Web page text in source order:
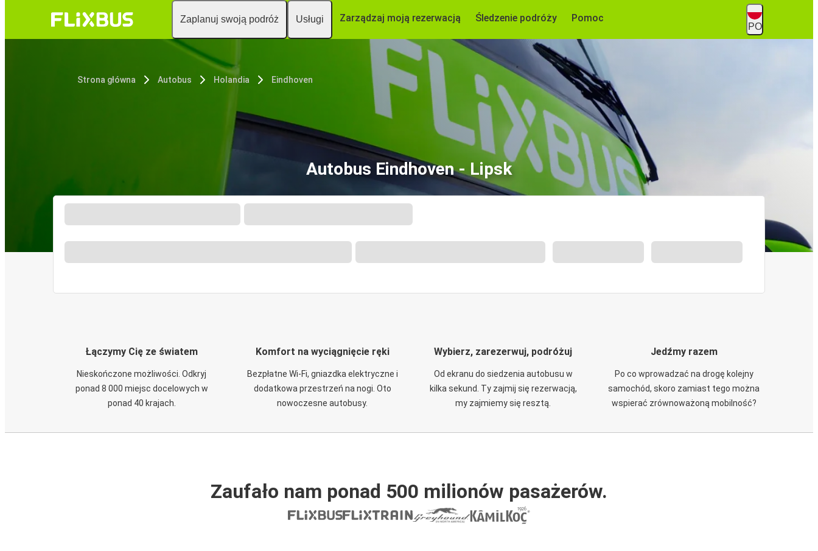
Zaplanuj swoją podróż Usługi Zarządzaj moją rezerwacją Śledzenie podróży Pomoc
PO
Strona główna Autobus Holandia Eindhoven
Autobus Eindhoven - Lipsk
Łączymy Cię ze światem
Nieskończone możliwości. Odkryj
ponad 8 000 miejsc docelowych w
ponad 40 krajach.
Komfort na wyciągnięcie ręki
Bezpłatne Wi-Fi, gniazdka elektryczne i
dodatkowa przestrzeń na nogi. Oto
nowoczesne autobusy.
Wybierz, zarezerwuj, podróżuj
Od ekranu do siedzenia autobusu w
kilka sekund. Ty zajmij się rezerwacją,
my zajmiemy się resztą.
Jedźmy razem
Po co wprowadzać na drogę kolejny
samochód, skoro zamiast tego można
wspierać zrównoważoną mobilność?
Zaufało nam ponad 500 milionów pasażerów.